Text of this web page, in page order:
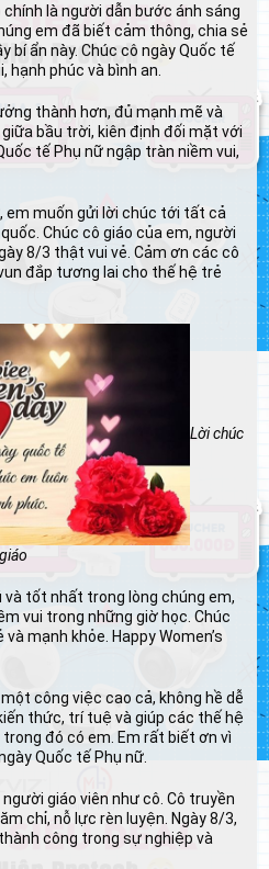
là người dẫn bước ánh sáng
em đã biết cảm thông, chia sẻ
bí ẩn này. Chúc cô ngày Quốc tế
hạnh phúc và bình an.
thành hơn, đủ mạnh mẽ và
bầu trời, kiên định đối mặt với
tế Phụ nữ ngập tràn niềm vui,
em muốn gửi lời chúc tới tất cả
Chúc cô giáo của em, người
8/3 thật vui vẻ. Cảm ơn các cô
đắp tương lai cho thế hệ trẻ
Lời chúc
và tốt nhất trong lòng chúng em,
vui trong những giờ học. Chúc
mạnh khỏe. Happy Women’s
công việc cao cả, không hề dễ
thức, trí tuệ và giúp các thế hệ
đó có em. Em rất biết ơn vì
Quốc tế Phụ nữ.
giáo viên như cô. Cô truyền
chỉ, nỗ lực rèn luyện. Ngày 8/3,
công trong sự nghiệp và